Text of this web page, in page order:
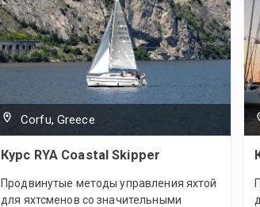
Corfu, Greece
Курс RYA Coastal Skipper
Продвинутые методы управления яхтой
для яхтсменов со значительными